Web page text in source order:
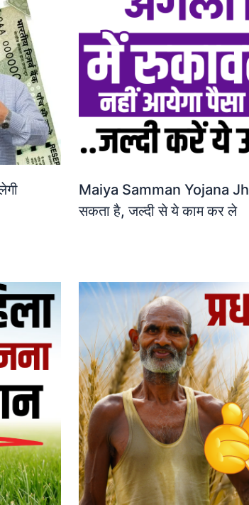
Maiya Samman Yojana
सकता है, जल्दी से ये काम कर ले